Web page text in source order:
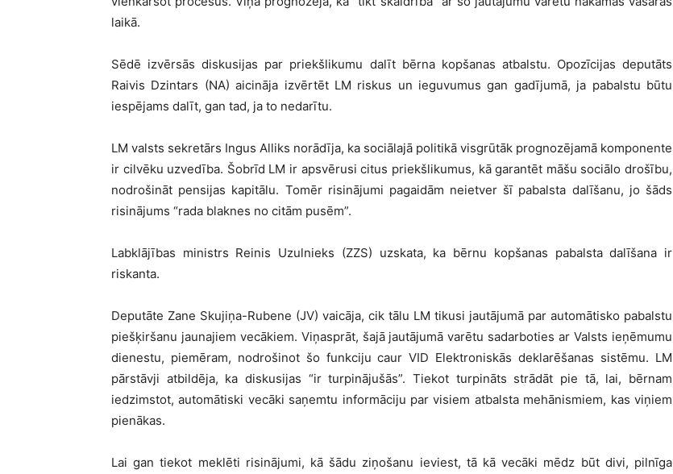
laikā.
Sēdē izvērsās diskusijas par priekšlikumu dalīt bērna kopšanas atbalstu. Opozīcijas deputāts
Raivis Dzintars (NA) aicināja izvērtēt LM riskus un ieguvumus gan gadījumā, ja pabalstu būtu
iespējams dalīt, gan tad, ja to nedarītu.
LM valsts sekretārs Ingus Alliks norādīja, ka sociālajā politikā visgrūtāk prognozējamā komponente
ir cilvēku uzvedība. Šobrīd LM ir apsvērusi citus priekšlikumus, kā garantēt māšu sociālo drošību,
nodrošināt pensijas kapitālu. Tomēr risinājumi pagaidām neietver šī pabalsta dalīšanu, jo šāds
risinājums “rada blaknes no citām pusēm”.
Labklājības ministrs Reinis Uzulnieks (ZZS) uzskata, ka bērnu kopšanas pabalsta dalīšana ir
riskanta.
Deputāte Zane Skujiņa-Rubene (JV) vaicāja, cik tālu LM tikusi jautājumā par automātisko pabalstu
piešķiršanu jaunajiem vecākiem. Viņasprāt, šajā jautājumā varētu sadarboties ar Valsts ieņēmumu
dienestu, piemēram, nodrošinot šo funkciju caur VID Elektroniskās deklarēšanas sistēmu. LM
pārstāvji atbildēja, ka diskusijas “ir turpinājušās”. Tiekot turpināts strādāt pie tā, lai, bērnam
iedzimstot, automātiski vecāki saņemtu informāciju par visiem atbalsta mehānismiem, kas viņiem
pienākas.
Lai gan tiekot meklēti risinājumi, kā šādu ziņošanu ieviest, tā kā vecāki mēdz būt divi, pilnīga